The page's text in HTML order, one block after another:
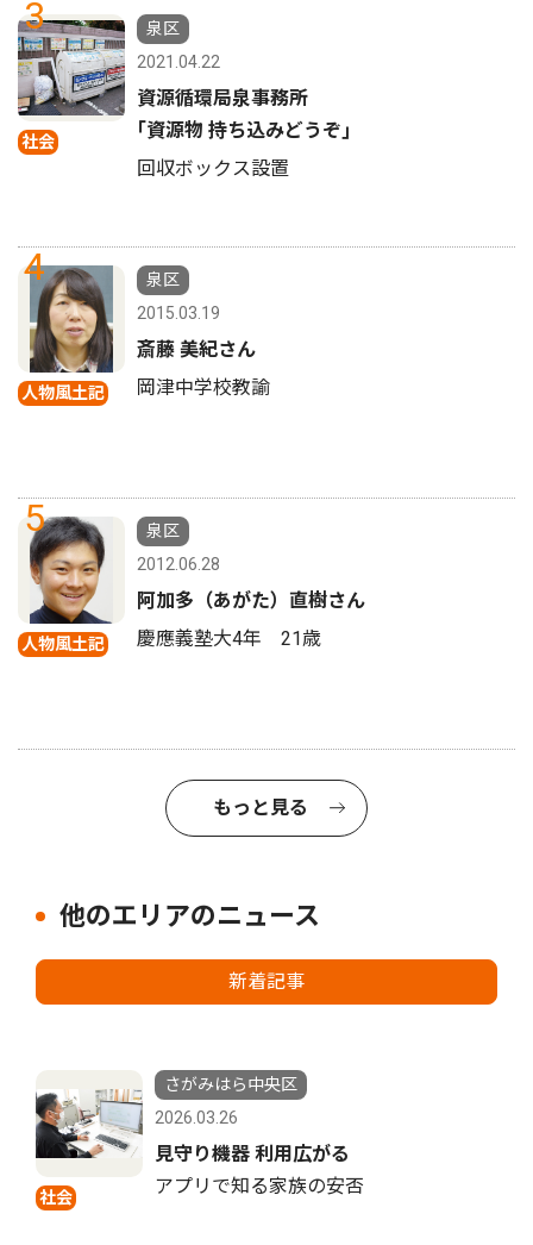
3
社会
泉区
2021.04.22
資源循環局泉事務所
｢資源物 持ち込みどうぞ｣
回収ボックス設置
4
人物風土記
泉区
2015.03.19
斎藤 美紀さん
岡津中学校教諭
5
人物風土記
泉区
2012.06.28
阿加多（あがた）直樹さん
慶應義塾大4年 21歳
もっと見る
他のエリアのニュース
新着記事
社会
さがみはら中央区
2026.03.26
見守り機器 利用広がる
アプリで知る家族の安否